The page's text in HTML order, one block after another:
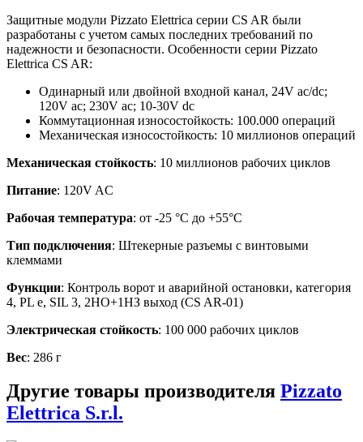
Защитные модули Pizzato Elettrica серии CS AR были
разработаны с учетом самых последних требований по
надежности и безопасности. Особенности серии Pizzato
Elettrica CS AR:
Одинарный или двойной входной канал, 24V ac/dc;
120V ac; 230V ac; 10-30V dc
Коммутационная износостойкость: 100.000 операций
Механическая износостойкость: 10 миллионов операций
Механическая стойкость: 10 миллионов рабочих циклов
Питание: 120V AC
Рабочая температура: от -25 °C до +55°C
Тип подключения: Штекерные разъемы с винтовыми
клеммами
Функции: Контроль ворот и аварийной остановки, категория
4, PL e, SIL 3, 2НО+1НЗ выход (CS AR-01)
Электрическая стойкость: 100 000 рабочих циклов
Вес: 286 г
Другие товары производителя Pizzato
Elettrica S.r.l.